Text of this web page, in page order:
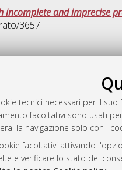
tecnici necessari per il
facoltativi sono usati
la navigazione solo con i
facoltativi attivando
e verificare lo stato dei
incomplete and imprecise
3657.
AMS Dottorato
ISSN: 2038-7946
Servizio
Impostazioni
Informativa sulla
Condizioni d’uso